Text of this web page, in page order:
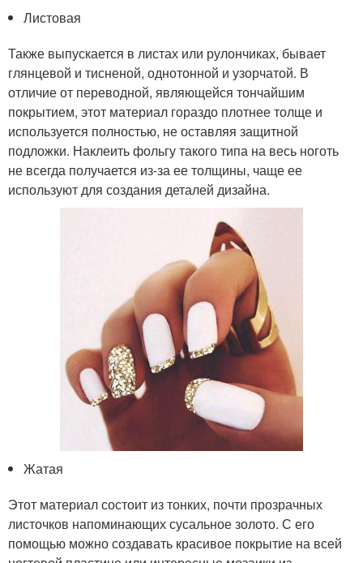
Листовая
Также выпускается в листах или рулончиках, бывает
глянцевой и тисненой, однотонной и узорчатой. В
отличие от переводной, являющейся тончайшим
покрытием, этот материал гораздо плотнее толще и
используется полностью, не оставляя защитной
подложки. Наклеить фольгу такого типа на весь ноготь
не всегда получается из-за ее толщины, чаще ее
используют для создания деталей дизайна.
Жатая
Этот материал состоит из тонких, почти прозрачных
листочков напоминающих сусальное золото. С его
помощью можно создавать красивое покрытие на всей